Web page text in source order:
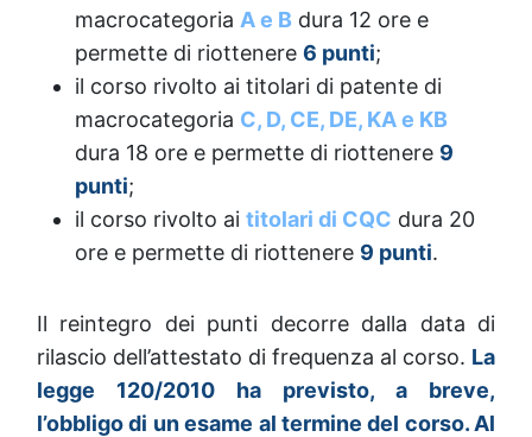
macrocategoria A e Bdura 12 ore e
permette di riottenere 6 punti;
il corso rivolto ai titolari di patente di
macrocategoria C, D, CE, DE, KA e KB
dura 18 ore e permette di riottenere 9
punti;
il corso rivolto ai titolari di CQC dura 20
ore e permette di riottenere 9 punti.
Il reintegro dei punti decorre dalla data di
rilascio dell’attestato di frequenza al corso. La
legge 120/2010 ha previsto, a breve,
l’obbligo di un esame al termine del corso. Al